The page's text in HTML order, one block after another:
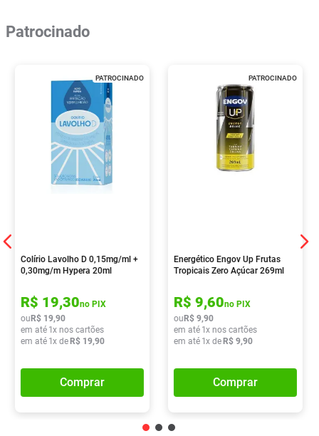
Patrocinado
PATROCINADO
Colírio Lavolho D 0,15mg/ml +
0,30mg/m Hypera 20ml
R$ 19,30no PIX
ou R$ 19,90
em até 1x nos cartões
em até 1x de R$ 19,90
Comprar
PATROCINADO
Energético Engov Up Frutas
Tropicais Zero Açúcar 269ml
R$ 9,60no PIX
ou R$ 9,90
em até 1x nos cartões
em até 1x de R$ 9,90
Comprar